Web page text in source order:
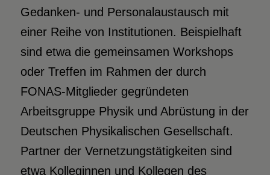
Gedanken- und Personalaustausch mit
einer Reihe von Institutionen. Beispielhaft
sind etwa die gemeinsamen Workshops
oder Treffen im Rahmen der durch
FONAS-Mitglieder gegründeten
Arbeitsgruppe Physik und Abrüstung in der
Deutschen Physikalischen Gesellschaft.
Partner der Vernetzungstätigkeiten sind
etwa Kolleginnen und Kollegen des